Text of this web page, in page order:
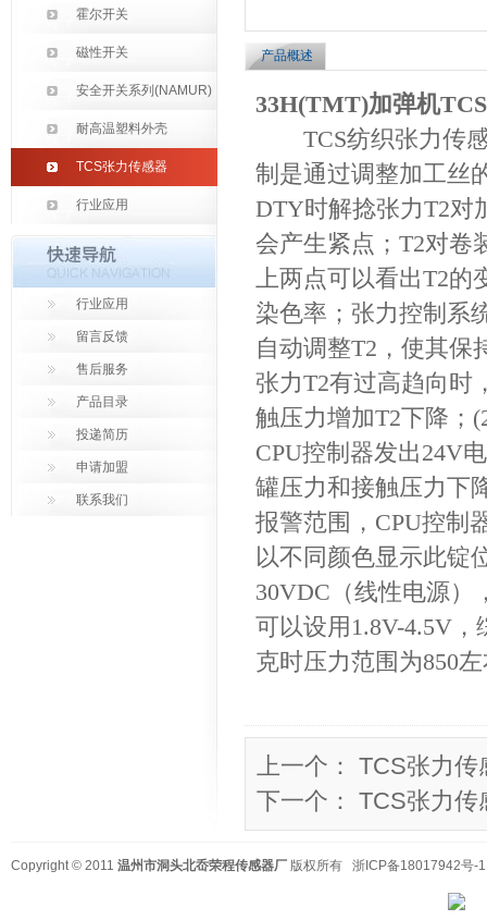
霍尔开关
磁性开关
安全开关系列(NAMUR)
耐高温塑料外壳
TCS张力传感器
行业应用
行业应用
留言反馈
售后服务
产品目录
投递简历
申请加盟
联系我们
产品概述
33H(TMT)加弹机
TCS纺织张力传感
制是通过调整加工丝
DTY时解捻张力T2对
会产生紧点；T2对卷
上两点可以看出T2的
染色率；张力控制系
自动调整T2，使其保
张力T2有过高趋向时
触压力增加T2下降；
CPU控制器发出24V
罐压力和接触压力下
报警范围，CPU控制
以不同颜色显示此锭
30VDC（线性电源）
可以设用1.8V-4.5V
克时压力范围为850
上一个： TCS张力传
下一个： TCS张力传
Copyright © 2011 温州市洞头北岙荣程传感器厂 版权所有 浙ICP备18017942号-1